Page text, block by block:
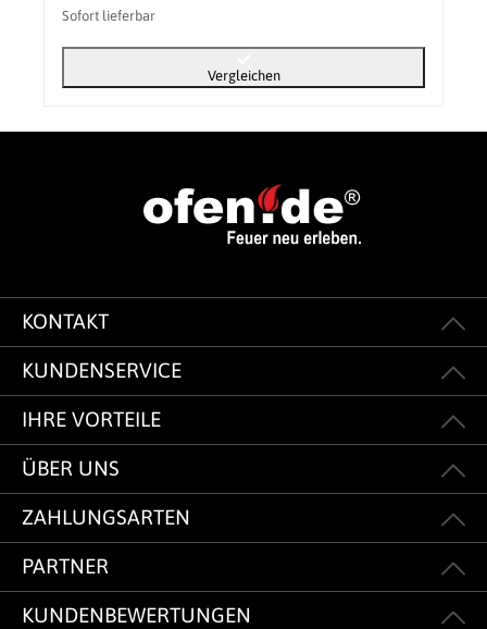
Sofort lieferbar
Vergleichen
KONTAKT
KUNDENSERVICE
IHRE VORTEILE
ÜBER UNS
ZAHLUNGSARTEN
PARTNER
KUNDENBEWERTUNGEN